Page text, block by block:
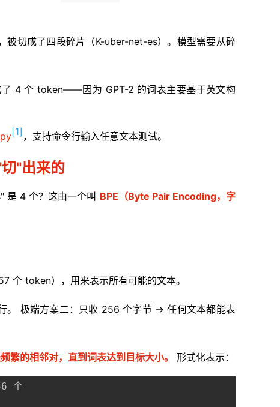
被切成了四段碎片（K-uber-net-es）。模型需要从碎
了 4 个 token——因为 GPT-2 的词表主要基于英文构
[1] ，支持命令行输入任意文本测试。
"出来的
是 4 个？这由一个叫 BPE（Byte Pair Encoding，字
个 token），用来表示所有可能的文本。
。 极端方案二：只收 256 个字节 → 任何文本都能表
繁的相邻对，直到词表达到目标大小。 形式化表示：
个